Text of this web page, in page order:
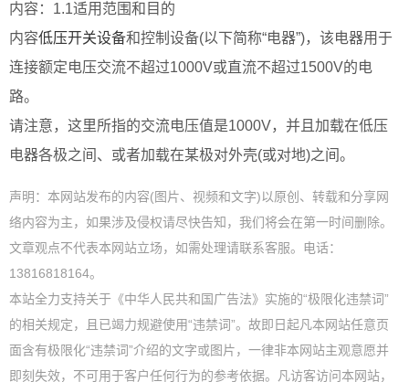
内容：1.1适用范围和目的
内容低压开关设备和控制设备(以下简称“电器”)，该电器用于
连接额定电压交流不超过1000V或直流不超过1500V的电
路。
请注意，这里所指的交流电压值是1000V，并且加载在低压
电器各极之间、或者加载在某极对外壳(或对地)之间。
声明：本网站发布的内容(图片、视频和文字)以原创、转载和分享网
络内容为主，如果涉及侵权请尽快告知，我们将会在第一时间删除。
文章观点不代表本网站立场，如需处理请联系客服。电话：
13816818164。
本站全力支持关于《中华人民共和国广告法》实施的“极限化违禁词”
的相关规定，且已竭力规避使用“违禁词”。故即日起凡本网站任意页
面含有极限化“违禁词”介绍的文字或图片，一律非本网站主观意愿并
即刻失效，不可用于客户任何行为的参考依据。凡访客访问本网站，